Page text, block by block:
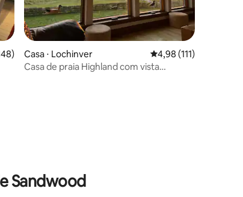
avaliação média de 5, 148 avaliações
Casa ⋅ Lochinver 4,98 de uma avaliação
4,98 (111)
Casa de praia Highland com vista
Sandwood